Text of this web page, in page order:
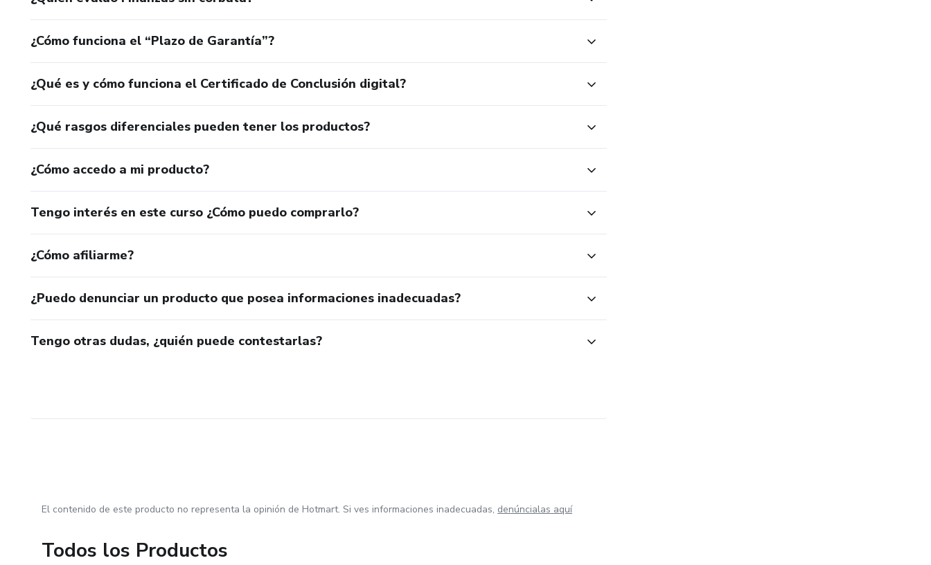
la cabeza de la mayoría es que no lo consiga, limitando de esta manera su aprobación social o lo que es peor su propia
aceptación.
Todo esto conduce a un camino: La necesidad de organizarse y conocer y aplicar las leyes universales.
Es momento que dejes de vivir como toca y empieces a vivir como sueñas.
¿Cómo funciona el “Plazo de Garantía”?
¿Qué es y cómo funciona el Certificado de Conclusión digital?
¿Qué rasgos diferenciales pueden tener los productos?
¿Cómo accedo a mi producto?
Tengo interés en este curso ¿Cómo puedo comprarlo?
¿Cómo afiliarme?
¿Puedo denunciar un producto que posea informaciones inadecuadas?
Tengo otras dudas, ¿quién puede contestarlas?
El contenido de este producto no representa la opinión de Hotmart. Si ves informaciones inadecuadas, denúncialas aquí
Todos los Productos